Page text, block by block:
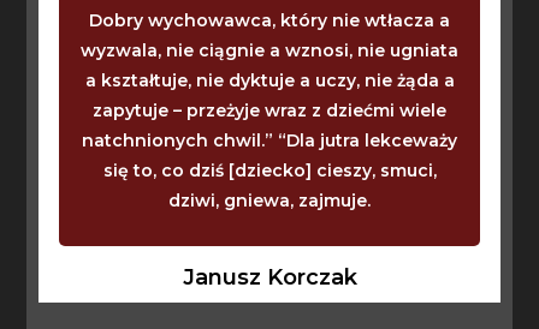
Dobry wychowawca, który nie wtłacza a
wyzwala, nie ciągnie a wznosi, nie ugniata
a kształtuje, nie dyktuje a uczy, nie żąda a
zapytuje – przeżyje wraz z dziećmi wiele
natchnionych chwil.” “Dla jutra lekceważy
się to, co dziś [dziecko] cieszy, smuci,
dziwi, gniewa, zajmuje.
Janusz Korczak